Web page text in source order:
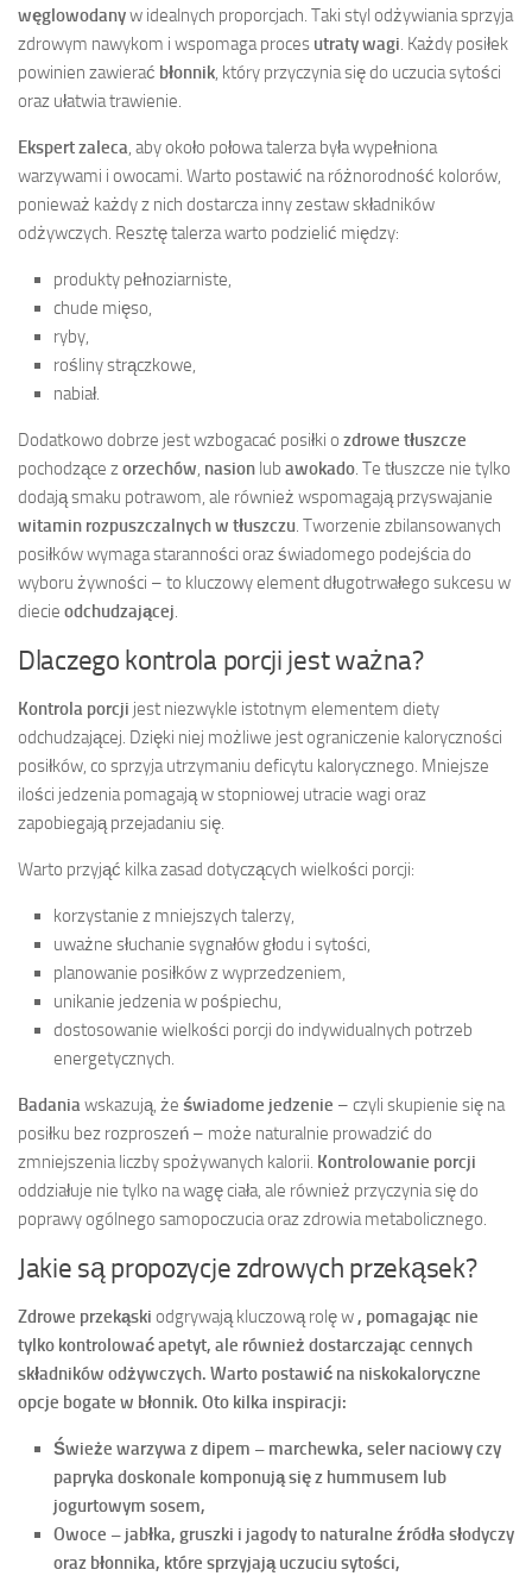
węglowodanyw idealnych proporcjach. Taki styl odżywiania sprzyja
zdrowym nawykom i wspomaga proces utraty wagi. Każdy posiłek
powinien zawierać błonnik, który przyczynia się do uczucia sytości
oraz ułatwia trawienie.
Ekspert zaleca, aby około połowa talerza była wypełniona
warzywami i owocami. Warto postawić na różnorodność kolorów,
ponieważ każdy z nich dostarcza inny zestaw składników
odżywczych. Resztę talerza warto podzielić między:
produkty pełnoziarniste,
chude mięso,
ryby,
rośliny strączkowe,
nabiał.
Dodatkowo dobrze jest wzbogacać posiłki o zdrowe tłuszcze
pochodzące zorzechów, nasion lub awokado. Te tłuszcze nie tylko
dodają smaku potrawom, ale również wspomagają przyswajanie
witamin rozpuszczalnych w tłuszczu. Tworzenie zbilansowanych
posiłków wymaga staranności oraz świadomego podejścia do
wyboru żywności – to kluczowy element długotrwałego sukcesu w
diecie odchudzającej.
Dlaczego kontrola porcji jest ważna?
Kontrola porcji jest niezwykle istotnym elementem diety
odchudzającej. Dzięki niej możliwe jest ograniczenie kaloryczności
posiłków, co sprzyja utrzymaniu deficytu kalorycznego. Mniejsze
ilości jedzenia pomagają w stopniowej utracie wagi oraz
zapobiegają przejadaniu się.
Warto przyjąć kilka zasad dotyczących wielkości porcji:
korzystanie z mniejszych talerzy,
uważne słuchanie sygnałów głodu i sytości,
planowanie posiłków z wyprzedzeniem,
unikanie jedzenia w pośpiechu,
dostosowanie wielkości porcji do indywidualnych potrzeb
energetycznych.
Badaniawskazują, że świadome jedzenie – czyli skupienie się na
posiłku bez rozproszeń – może naturalnie prowadzić do
zmniejszenia liczby spożywanych kalorii. Kontrolowanie porcji
oddziałuje nie tylko na wagę ciała, ale również przyczynia się do
poprawy ogólnego samopoczucia oraz zdrowia metabolicznego.
Jakie są propozycje zdrowych przekąsek?
Zdrowe przekąski odgrywają kluczową rolę w, pomagając nie
tylko kontrolować apetyt, ale również dostarczając cennych
składników odżywczych. Warto postawić na niskokaloryczne
opcje bogate w błonnik. Oto kilka inspiracji:
Świeże warzywa z dipem – marchewka, seler naciowy czy
papryka doskonale komponują się z hummusem lub
jogurtowym sosem,
Owoce – jabłka, gruszki i jagody to naturalne źródła słodyczy
oraz błonnika, które sprzyjają uczuciu sytości,